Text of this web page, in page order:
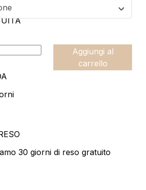
Aggiungi al
carrello
30 giorni di reso gratuito